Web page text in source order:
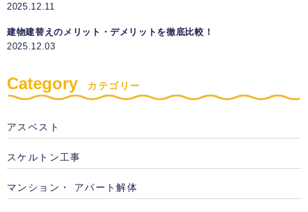
2025.12.11
建物建替えのメリット・デメリットを徹底比較！
2025.12.03
Category カテゴリー
アスベスト
スケルトン工事
マンション・ アパート解体